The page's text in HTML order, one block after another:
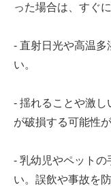
った場合は、すぐ
- 直射日光や高温多
い。
- 揺れることや激し
が破損する可能性
- 乳幼児やペットの
い。誤飲や事故を